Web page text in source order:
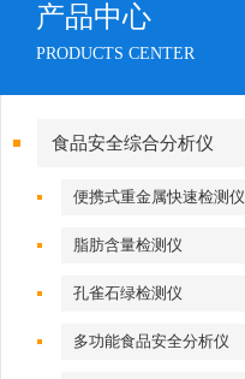
产品中心
PRODUCTS CENTER
食品安全综合分析仪
便携式重金属快速检测仪
脂肪含量检测仪
孔雀石绿检测仪
多功能食品安全分析仪